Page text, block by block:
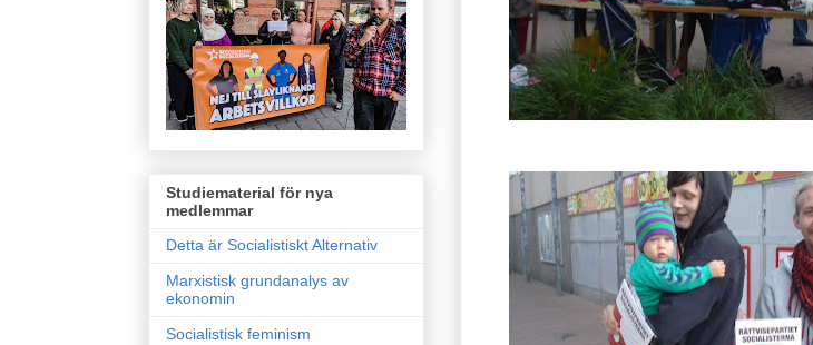
Studiematerial för nya
medlemmar
Detta är Socialistiskt Alternativ
Marxistisk grundanalys av
ekonomin
Socialistisk feminism